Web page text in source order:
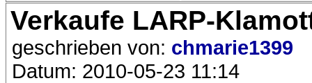
Verkaufe LARP-
geschrieben von: chmarie1399
Datum: 2010-05-23 11:14